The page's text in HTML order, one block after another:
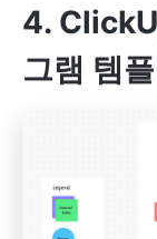
4.
그램 템